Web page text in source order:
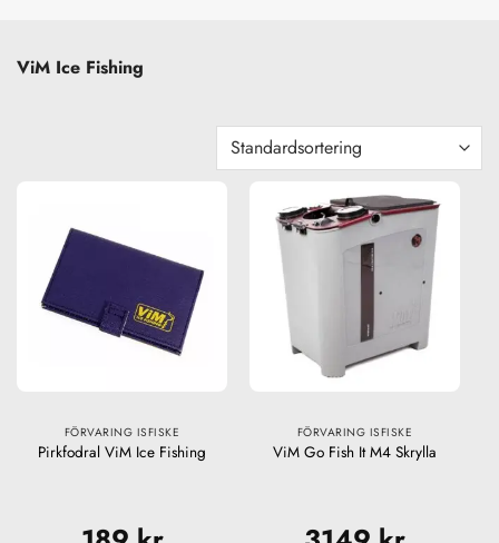
ViM Ice Fishing
FÖRVARING ISFISKE
Pirkfodral ViM Ice Fishing
FÖRVARING ISFISKE
ViM Go Fish It M4 Skrylla